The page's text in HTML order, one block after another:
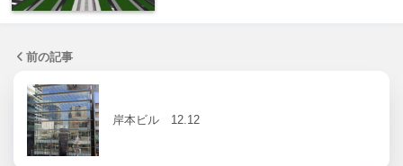
前の記事
岸本ビル 12.12